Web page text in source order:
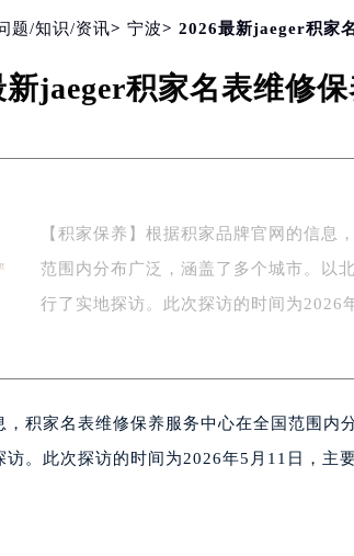
1号东方广场写字楼W3座6层602室（需提前
港汇中心写字楼2座37层3705室（需提前预
号星耀天地写字楼1号楼18层1803室（需提
5号盐城金融城写字楼1号楼16层1604室（
399号置地商务中心东塔写字楼（华润万象
379号世茂天际中心写字楼8层805室（需提
号嘉兴世界贸易中心写字楼A座13层1304
号万菱汇国际中心写字楼A塔7层704室（需
题/知识/资讯> 宁波> 2026最新jaeger积家
新jaeger积家名表维修
【积家保养】根据积家品牌官网的信息
范围内分布广泛，涵盖了多个城市。以
行了实地探访。此次探访的时间为2026
积家名表维修保养服务中心在全国范围内
。此次探访的时间为2026年5月11日，主